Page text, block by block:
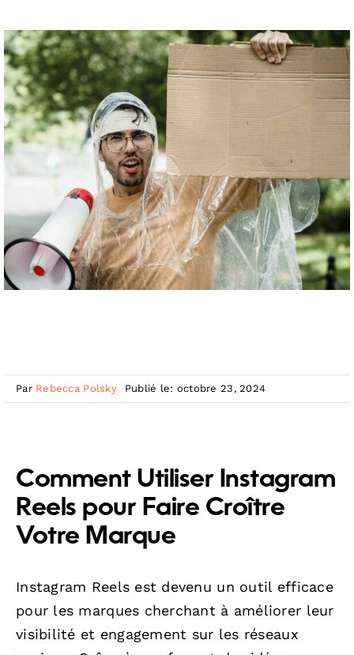
Par Rebecca Polsky Publié le: octobre 23, 2024
Comment Utiliser Instagram
Reels pour Faire Croître
Votre Marque
Instagram Reels est devenu un outil efficace
pour les marques cherchant à améliorer leur
visibilité et engagement sur les réseaux